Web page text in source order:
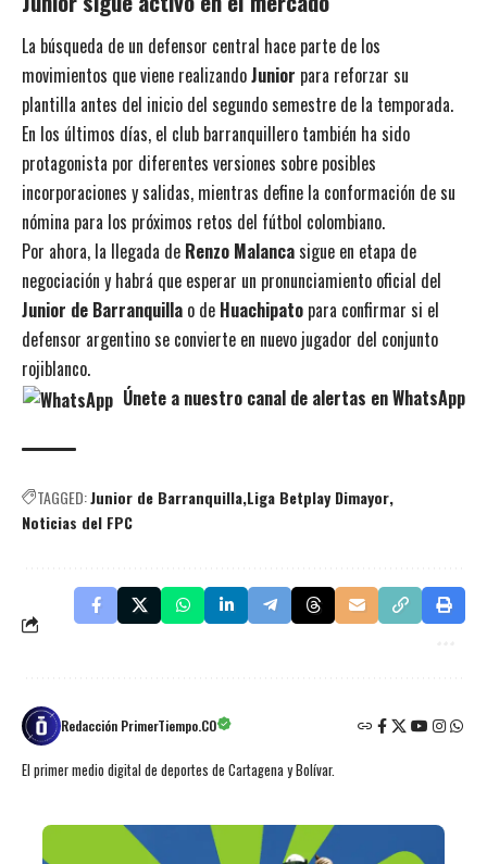
La búsqueda de un defensor central hace parte de los
movimientos que viene realizandoJunior para reforzar su
plantilla antes del inicio del segundo semestre de la temporada.
En los últimos días, el club barranquillero también ha sido
protagonista por diferentes versiones sobre posibles
incorporaciones y salidas, mientras define la conformación de su
nómina para los próximos retos del fútbol colombiano.
Por ahora, la llegada de Renzo Malancasigue en etapa de
negociación y habrá que esperar un pronunciamiento oficial del
Junior de Barranquilla o de Huachipato para confirmar si el
defensor argentino se convierte en nuevo jugador del conjunto
rojiblanco.
Únete a nuestro canal de alertas en WhatsApp
TAGGED:Junior de Barranquilla Liga Betplay Dimayor
Noticias del FPC
Redacción PrimerTiempo.CO
El primer medio digital de deportes de Cartagena y Bolívar.